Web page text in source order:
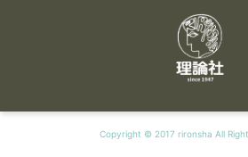
Copyright © 2017 rironsha All